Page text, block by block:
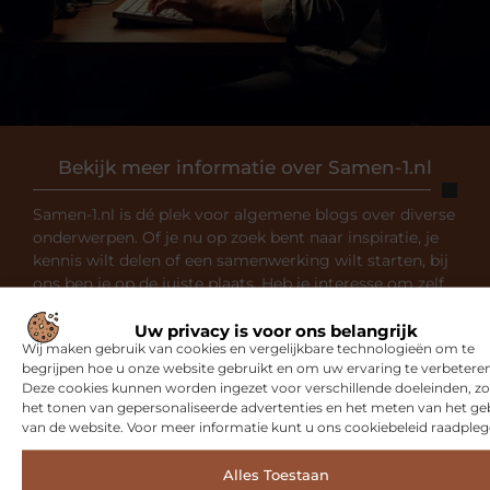
Uw privacy is voor ons belangrijk
Wij maken gebruik van cookies en vergelijkbare technologieën om te
begrijpen hoe u onze website gebruikt en om uw ervaring te
Deze cookies kunnen worden ingezet voor verschillende doeleinden,
het tonen van gepersonaliseerde advertenties en het meten van het
van de website. Voor meer informatie kunt u ons cookiebeleid
Alles Toestaan
Bekijk meer informatie over Samen-1.nl
Samen-1.nl is dé plek voor algemene blogs over diverse
onderwerpen. Of je nu op zoek bent naar inspiratie, je
kennis wilt delen of een samenwerking wilt starten, bij
ons ben je op de juiste plaats. Heb je interesse om zelf
aan bij onze community.
Over ons Ons team